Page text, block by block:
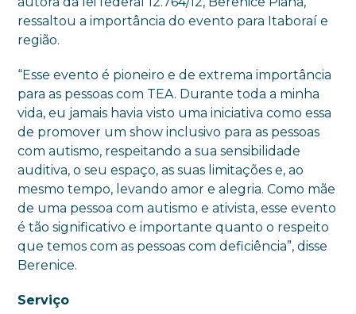
ressaltou a importância do evento para Itaboraí e
região.
“Esse evento é pioneiro e de extrema importância
para as pessoas com TEA. Durante toda a minha
vida, eu jamais havia visto uma iniciativa como essa
de promover um show inclusivo para as pessoas
com autismo, respeitando a sua sensibilidade
auditiva, o seu espaço, as suas limitações e, ao
mesmo tempo, levando amor e alegria. Como mãe
de uma pessoa com autismo e ativista, esse evento
é tão significativo e importante quanto o respeito
que temos com as pessoas com deficiência”, disse
Berenice.
Serviço